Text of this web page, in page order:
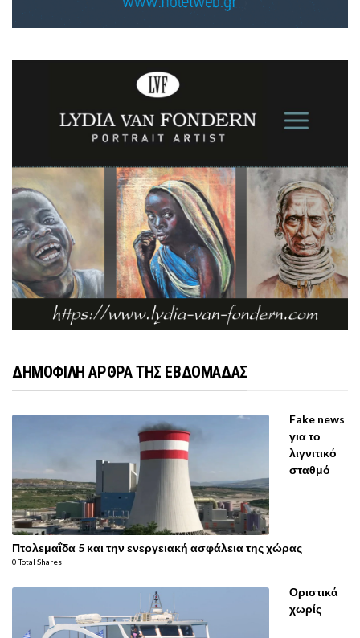
ΔΗΜΟΦΙΛΗ ΑΡΘΡΑ ΤΗΣ ΕΒΔΟΜΑΔΑΣ
Fake news
για το
λιγνιτικό
σταθμό
Πτολεμαΐδα 5 και την ενεργειακή ασφάλεια της χώρας
0 Total Shares
Οριστικά
χωρίς